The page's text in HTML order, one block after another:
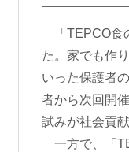
「TEPCO食
た。家でも作
いった保護者
者から次回開
試みが社会貢
一方で、「